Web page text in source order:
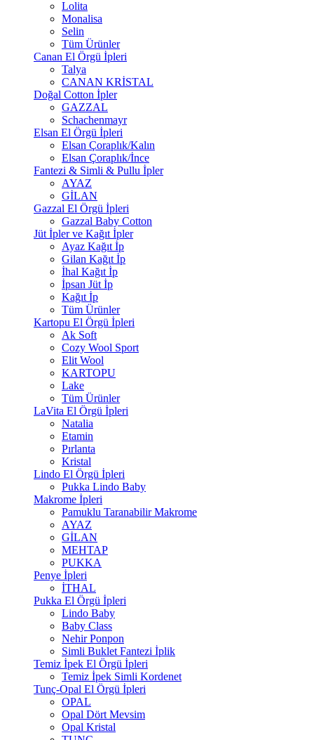
Lolita
Monalisa
Selin
Tüm Ürünler
Canan El Örgü İpleri
Talya
CANAN KRİSTAL
Doğal Cotton İpler
GAZZAL
Schachenmayr
Elsan El Örgü İpleri
Elsan Çoraplık/Kalın
Elsan Çoraplık/İnce
Fantezi & Simli & Pullu İpler
AYAZ
GİLAN
Gazzal El Örgü İpleri
Gazzal Baby Cotton
Jüt İpler ve Kağıt İpler
Ayaz Kağıt İp
Gilan Kağıt İp
İhal Kağıt İp
İpsan Jüt İp
Kağıt İp
Tüm Ürünler
Kartopu El Örgü İpleri
Ak Soft
Cozy Wool Sport
Elit Wool
KARTOPU
Lake
Tüm Ürünler
LaVita El Örgü İpleri
Natalia
Etamin
Pırlanta
Kristal
Lindo El Örgü İpleri
Pukka Lindo Baby
Makrome İpleri
Pamuklu Taranabilir Makrome
AYAZ
GİLAN
MEHTAP
PUKKA
Penye İpleri
İTHAL
Pukka El Örgü İpleri
Lindo Baby
Baby Class
Nehir Ponpon
Simli Buklet Fantezi İplik
Temiz İpek El Örgü İpleri
Temiz İpek Simli Kordenet
Tunç-Opal El Örgü İpleri
OPAL
Opal Dört Mevsim
Opal Kristal